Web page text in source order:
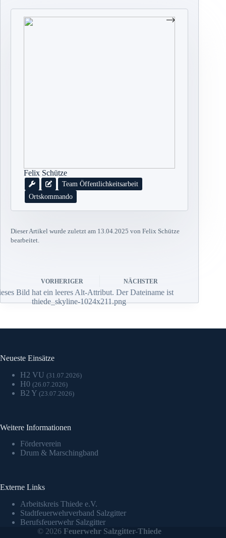
Felix Schütze
Team Öffentlichkeitsarbeit
Ortskommando
Dieser Artikel wurde zuletzt am 13.04.2025 von Felix Schütze
bearbeitet.
VORHERIGER NÄCHSTER
Neueste Einsätze
H2 VU (31.07.2026)
H0 (26.07.2026)
B2 Y (23.07.2026)
Weitere Informationen
Förderverein
Drum & Marschingband
Externe Links
Arbeitskreis Thiede e.V.
Stadtfeuerwehrverband Salzgitter
Berufsfeuerwehr Salzgitter
© 2026Feuerwehr Salzgitter-Thiede